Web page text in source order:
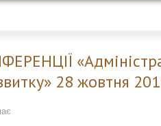
28 жовтня